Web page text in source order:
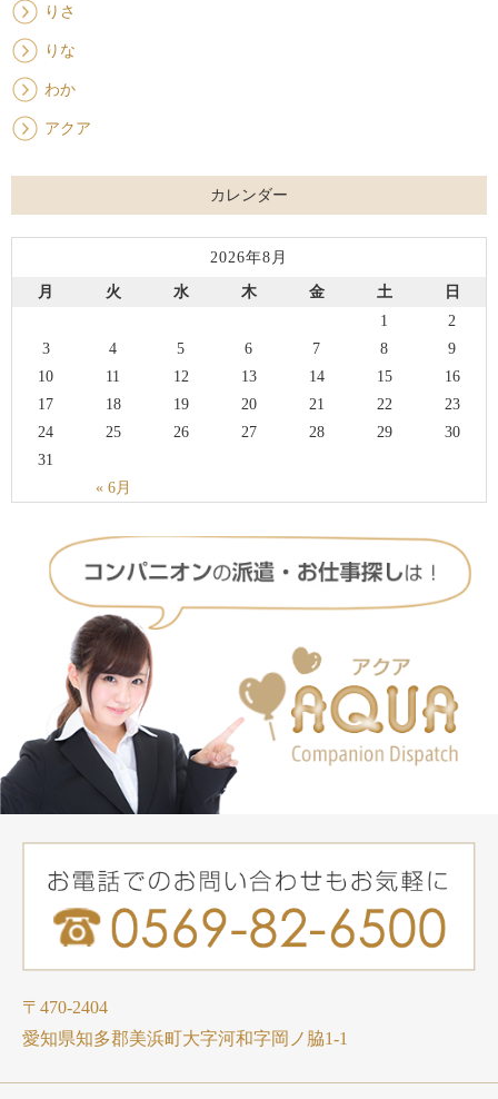
りさ
りな
わか
アクア
カレンダー
2026年8月
月 火 水 木 金 土 日
« 6月
1
2
3
4 5 6 7 8
9
10
11 12 13 14 15
16
17
18 19 20 21 22
23
24
25 26 27 28 29
30
31
〒470-2404
愛知県知多郡美浜町大字河和字岡ノ脇1-1